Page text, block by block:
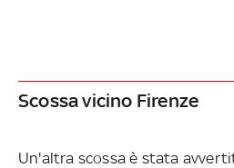
Scossa vicino Firenze
Un'altra scossa è stata